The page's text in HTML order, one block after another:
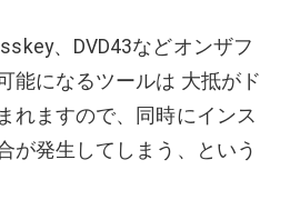
、DVD43などオンザフ
能になるツールは 大抵がド
れますので、同時にインス
が発生してしまう、という